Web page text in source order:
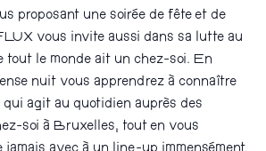
proposant une soirée de fête et de
vous invite aussi dans sa lutte au
tout le monde ait un chez-soi. En
nuit vous apprendrez à connaître
qui agit au quotidien auprès des
soi à Bruxelles, tout en vous